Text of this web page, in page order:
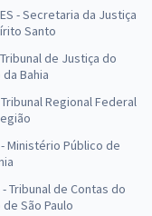
- Secretaria da Justiça
Santo
Tribunal de Justiça do
Bahia
Tribunal Regional Federal
- Ministério Público de
- Tribunal de Contas do
São Paulo